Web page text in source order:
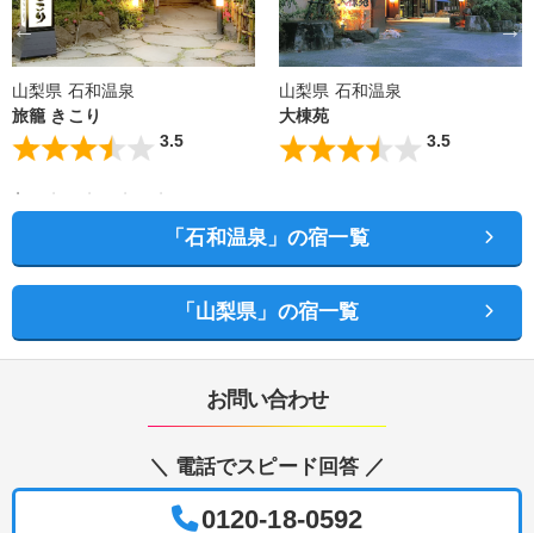
山梨県 石和温泉
旅籠 きこり
3.5
山梨県 石和温泉
大棟苑
3.5
「石和温泉」の宿一覧
「山梨県」の宿一覧
お問い合わせ
＼ 電話でスピード回答 ／
0120-18-0592